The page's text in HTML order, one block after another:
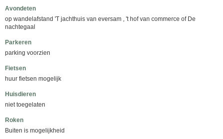
Avondeten
op wandelafstand 'T jachthuis van eversam , 't hof van commerce of De
nachtegaal
Parkeren
parking voorzien
Fietsen
huur fietsen mogelijk
Huisdieren
niet toegelaten
Roken
Buiten is mogelijkheid